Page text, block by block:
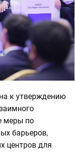
к утверждению
меры по
барьеров,
центров для